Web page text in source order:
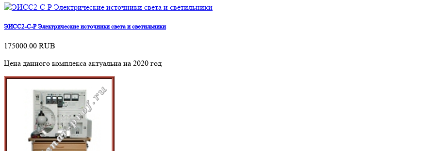
ЭИСС2-С-Р Электрические источники света и светильники
175000.00 RUB
Цена данного комплекса актуальна на 2020 год